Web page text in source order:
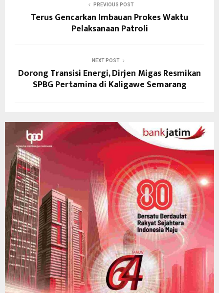
PREVIOUS POST
Terus Gencarkan Imbauan Prokes Waktu
Pelaksanaan Patroli
NEXT POST
Dorong Transisi Energi, Dirjen Migas Resmikan
SPBG Pertamina di Kaligawe Semarang